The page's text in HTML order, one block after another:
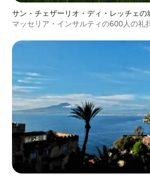
サン・チェザーリオ・ディ・レッチェの
マッセリア・インサルティの600人の礼